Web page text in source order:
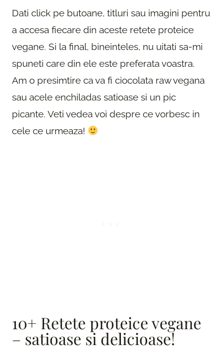
Dati click pe butoane, titluri sau imagini pentru
a accesa fiecare din aceste retete proteice
vegane. Si la final, bineinteles, nu uitati sa-mi
spuneti care din ele este preferata voastra.
Am o presimtire ca va fi ciocolata raw vegana
sau acele enchiladas satioase si un pic
picante. Veti vedea voi despre ce vorbesc in
cele ce urmeaza!
10+ Retete proteice vegane
– satioase si delicioase!